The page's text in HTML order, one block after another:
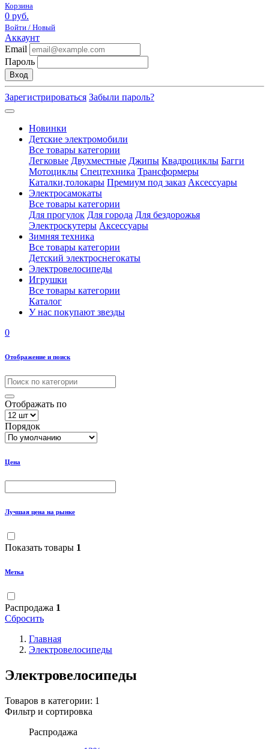
Корзина
0 руб.
Войти / Новый
Аккаунт
Email
Пароль
Вход
Зарегистрироваться Забыли пароль?
Новинки
Детские электромобили
Все товары категории
Легковые Двухместные Джипы Квадроциклы Багги
Мотоциклы Спецтехника Трансформеры
Каталки,толокары Премиум под заказ Аксессуары
Электросамокаты
Все товары категории
Для прогулок Для города Для бездорожья
Электроскутеры Аксессуары
Зимняя техника
Все товары категории
Детский электроснегокаты
Электровелосипеды
Игрушки
Все товары категории
Каталог
У нас покупают звезды
0
Отображение и поиск
Отображать по
Порядок
Цена
Лучшая цена на рынке
Показать товары 1
Метка
Распродажа 1
Сбросить
Главная
Электровелосипеды
Электровелосипеды
Товаров в категории: 1
Фильтр и сортировка
Распродажа